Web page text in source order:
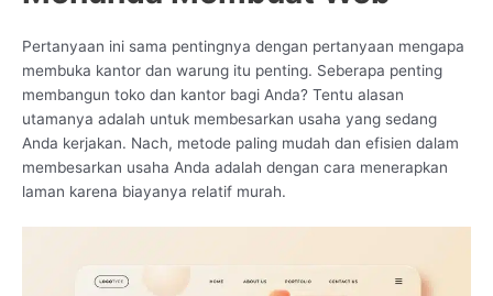
Pertanyaan ini sama pentingnya dengan pertanyaan mengapa
membuka kantor dan warung itu penting. Seberapa penting
membangun toko dan kantor bagi Anda? Tentu alasan
utamanya adalah untuk membesarkan usaha yang sedang
Anda kerjakan. Nach, metode paling mudah dan efisien dalam
membesarkan usaha Anda adalah dengan cara menerapkan
laman karena biayanya relatif murah.